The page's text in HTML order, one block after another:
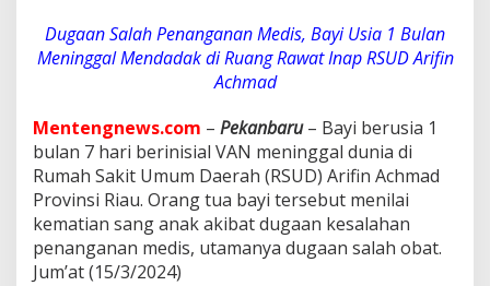
a
m
b
k
M
H
M
e
m
i
n
Dugaan Salah Penanganan Medis, Bayi Usia 1 Bulan
Meninggal Mendadak di Ruang Rawat Inap RSUD Arifin
Achmad
Mentengnews.com – Pekanbaru– Bayi berusia 1
bulan 7 hari berinisial VAN meninggal dunia di
Rumah Sakit Umum Daerah (RSUD) Arifin Achmad
Provinsi Riau. Orang tua bayi tersebut menilai
kematian sang anak akibat dugaan kesalahan
penanganan medis, utamanya dugaan salah obat.
Jum’at (15/3/2024)